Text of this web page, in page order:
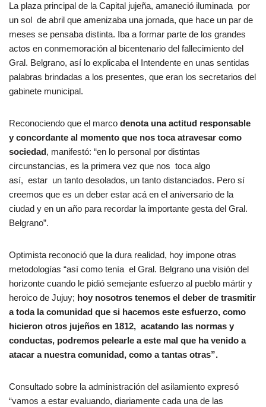
La plaza principal de la Capital jujeña, amaneció iluminada por
un sol de abril que amenizaba una jornada, que hace un par de
meses se pensaba distinta. Iba a formar parte de los grandes
actos en conmemoración al bicentenario del fallecimiento del
Gral. Belgrano, así lo explicaba el Intendente en unas sentidas
palabras brindadas a los presentes, que eran los secretarios del
gabinete municipal.
Reconociendo que el marco denota una actitud responsable
y concordante al momento que nos toca atravesar como
sociedad, manifestó: “en lo personal por distintas
circunstancias, es la primera vez que nos toca algo
así, estar un tanto desolados, un tanto distanciados. Pero sí
creemos que es un deber estar acá en el aniversario de la
ciudad y en un año para recordar la importante gesta del Gral.
Belgrano”.
Optimista reconoció que la dura realidad, hoy impone otras
metodologías “así como tenía el Gral. Belgrano una visión del
horizonte cuando le pidió semejante esfuerzo al pueblo mártir y
heroico de Jujuy; hoy nosotros tenemos el deber de trasmitir
a toda la comunidad que si hacemos este esfuerzo, como
hicieron otros jujeños en 1812, acatando las normas y
conductas, podremos pelearle a este mal que ha venido a
atacar a nuestra comunidad, como a tantas otras”.
Consultado sobre la administración del asilamiento expresó
“vamos a estar evaluando, diariamente cada una de las